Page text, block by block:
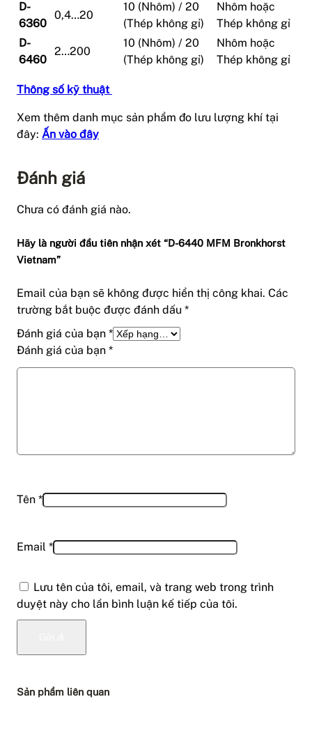
D-
6360
0,4…20
10 (Nhôm) / 20
(Thép không gỉ)
Nhôm hoặc
Thép không gỉ
D-
6460
2…200
10 (Nhôm) / 20
(Thép không gỉ)
Nhôm hoặc
Thép không gỉ
Thông số kỹ thuật
Xem thêm danh mục sản phẩm đo lưu lượng khí tại
đây: Ấn vào đây
Đánh giá
Chưa có đánh giá nào.
Hãy là người đầu tiên nhận xét “D-6440 MFM Bronkhorst
Vietnam”
Email của bạn sẽ không được hiển thị công khai. Các
trường bắt buộc được đánh dấu *
Đánh giá của bạn *
Đánh giá của bạn *
Tên *
Email *
Lưu tên của tôi, email, và trang web trong trình
duyệt này cho lần bình luận kế tiếp của tôi.
Sản phẩm liên quan